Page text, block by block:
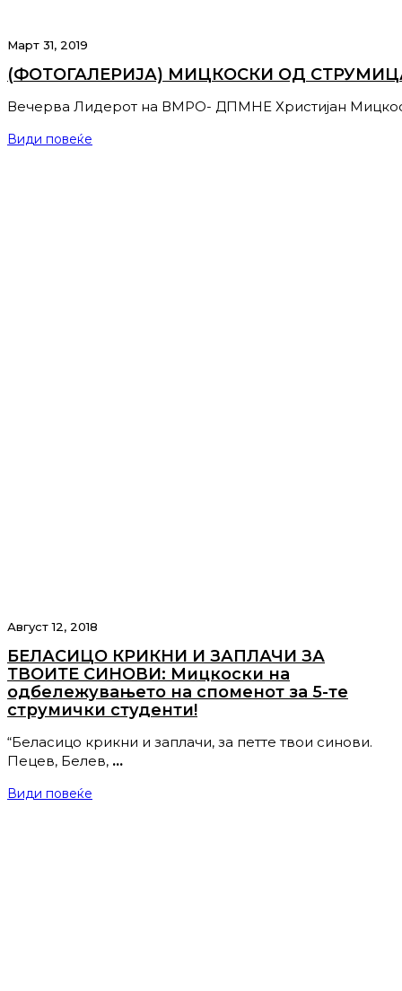
Март 31, 2019
(ФОТОГАЛЕРИЈА) МИЦКОСКИ ОД
Вечерва Лидерот на ВМРО- ДПМНЕ Христијан
Види повеќе
Август 12, 2018
БЕЛАСИЦО КРИКНИ И ЗАПЛАЧИ ЗА
ТВОИТЕ СИНОВИ: Мицкоски на
одбележувањето на споменот за 5-те
струмички студенти!
“Беласицо крикни и заплачи, за петте твои синови.
Пецев, Белев, …
Види повеќе